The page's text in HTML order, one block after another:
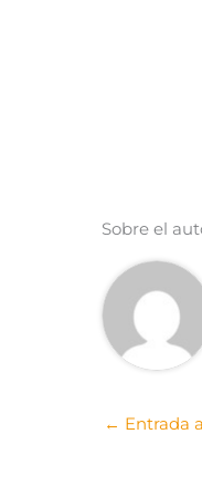
Sobre el
← Entrada